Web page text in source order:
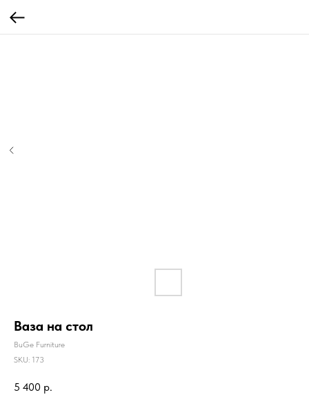
Ваза на стол
BuGe Furniture
SKU: 173
5 400 р.